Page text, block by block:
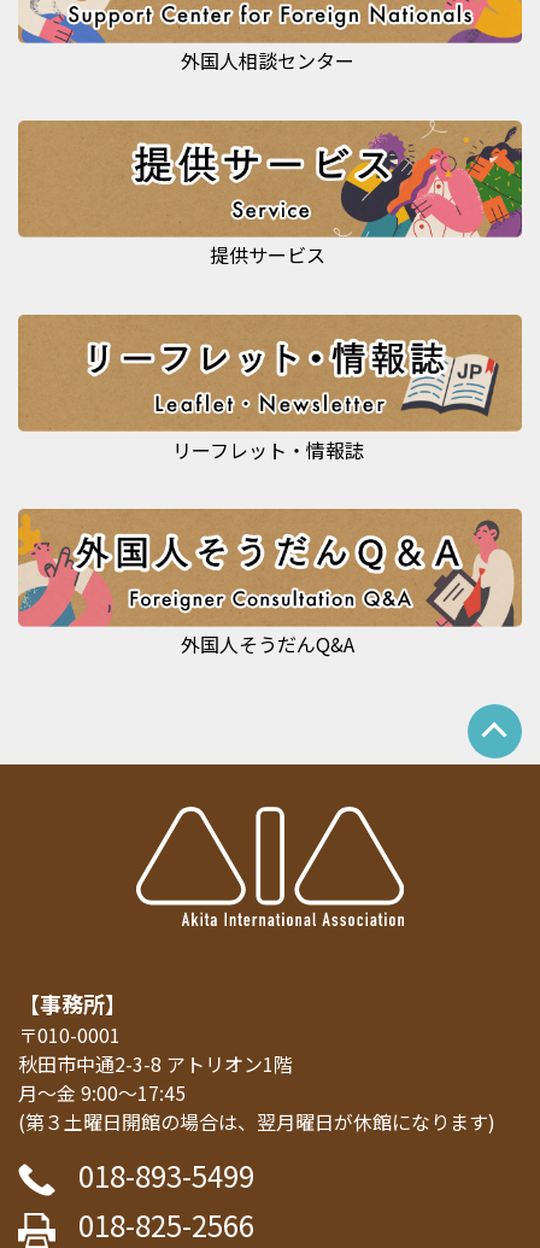
外国人相談センター
提供サービス
リーフレット・情報誌
外国人そうだんQ&A
【事務所】
〒010-0001
秋田市中通2-3-8 アトリオン1階
月～金 9:00～17:45
(第３土曜日開館の場合は、翌月曜日が休館になります)
018-893-5499
018-825-2566